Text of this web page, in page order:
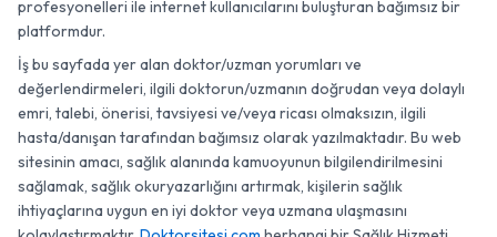
profesyonelleri ile internet kullanıcılarını buluşturan bağımsız bir
platformdur.
İş bu sayfada yer alan doktor/uzman yorumları ve
değerlendirmeleri, ilgili doktorun/uzmanın doğrudan veya dolaylı
emri, talebi, önerisi, tavsiyesi ve/veya ricası olmaksızın, ilgili
hasta/danışan tarafından bağımsız olarak yazılmaktadır. Bu web
sitesinin amacı, sağlık alanında kamuoyunun bilgilendirilmesini
sağlamak, sağlık okuryazarlığını artırmak, kişilerin sağlık
ihtiyaçlarına uygun en iyi doktor veya uzmana ulaşmasını